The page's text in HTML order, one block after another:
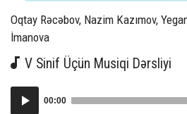
Author:
Oqtay Rəcəbov, Nazim Kazımov,
İmanova
V Sinif Üçün Musiqi Dərsliyi
Player
00:00